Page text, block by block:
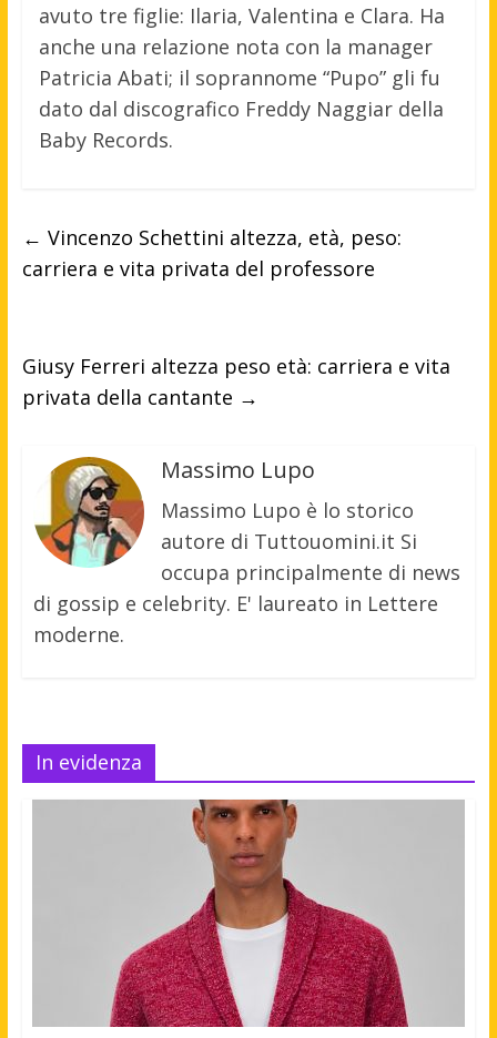
avuto tre figlie: Ilaria, Valentina e Clara. Ha
anche una relazione nota con la manager
Patricia Abati; il soprannome “Pupo” gli fu
dato dal discografico Freddy Naggiar della
Baby Records.
← Vincenzo Schettini altezza, età, peso:
carriera e vita privata del professore
Giusy Ferreri altezza peso età: carriera e vita
privata della cantante →
Massimo Lupo
Massimo Lupo è lo storico
autore di Tuttouomini.it Si
occupa principalmente di news
di gossip e celebrity. E' laureato in Lettere
moderne.
In evidenza